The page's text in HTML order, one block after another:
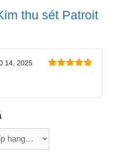
thu sét Patroit
14, 2025